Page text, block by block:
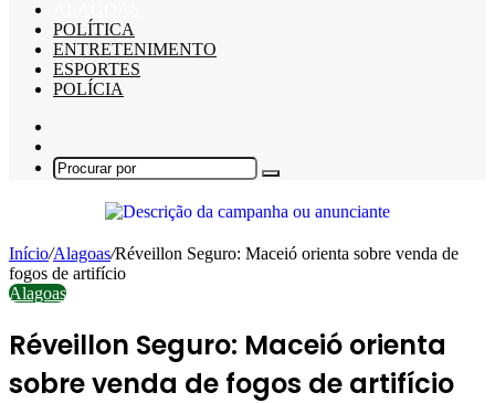
POLÍTICA
ENTRETENIMENTO
ESPORTES
POLÍCIA
skin
Procurar
Início/Alagoas/Réveillon Seguro: Maceió orienta sobre venda de
fogos de artifício
Alagoas
Réveillon Seguro: Maceió orienta
sobre venda de fogos de artifício